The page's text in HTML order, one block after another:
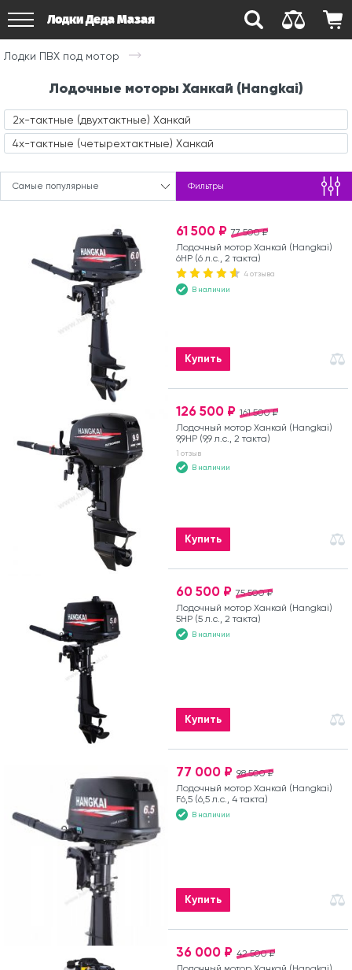
Лодки Деда Мазая
Лодки ПВХ под мотор
Лодочные моторы Ханкай (Hangkai)
2х-тактные (двухтактные) Ханкай
4х-тактные (четырехтактные) Ханкай
Самые популярные Фильтры
77 500 ₽
61 500 ₽
Лодочный мотор Ханкай (Hangkai)
6HP (6 л.с., 2 такта)
4 отзыва
В наличии
Купить
161 500 ₽
126 500 ₽
Лодочный мотор Ханкай (Hangkai)
9,9HP (9,9 л.с., 2 такта)
1 отзыв
В наличии
Купить
75 500 ₽
60 500 ₽
Лодочный мотор Ханкай (Hangkai)
5HP (5 л.с., 2 такта)
В наличии
Купить
98 500 ₽
77 000 ₽
Лодочный мотор Ханкай (Hangkai)
F6,5 (6,5 л.с., 4 такта)
В наличии
Купить
42 500 ₽
36 000 ₽